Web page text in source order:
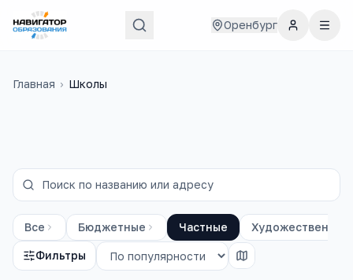
Оренбург
Главная › Школы
Все Бюджетные Частные Художественные
Фильтры